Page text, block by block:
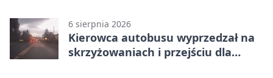
6 sierpnia 2026
Kierowca autobusu wyprzedzał na
skrzyżowaniach i przejściu dla